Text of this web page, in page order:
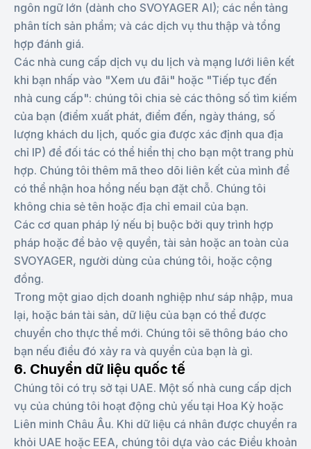
ngôn ngữ lớn (dành cho SVOYAGER AI); các nền tảng
phân tích sản phẩm; và các dịch vụ thu thập và tổng
hợp đánh giá.
Các nhà cung cấp dịch vụ du lịch và mạng lưới liên kết
khi bạn nhấp vào "Xem ưu đãi" hoặc "Tiếp tục đến
nhà cung cấp": chúng tôi chia sẻ các thông số tìm kiếm
của bạn (điểm xuất phát, điểm đến, ngày tháng, số
lượng khách du lịch, quốc gia được xác định qua địa
chỉ IP) để đối tác có thể hiển thị cho bạn một trang phù
hợp. Chúng tôi thêm mã theo dõi liên kết của mình để
có thể nhận hoa hồng nếu bạn đặt chỗ. Chúng tôi
không chia sẻ tên hoặc địa chỉ email của bạn.
Các cơ quan pháp lý nếu bị buộc bởi quy trình hợp
pháp hoặc để bảo vệ quyền, tài sản hoặc an toàn của
SVOYAGER, người dùng của chúng tôi, hoặc cộng
đồng.
Trong một giao dịch doanh nghiệp như sáp nhập, mua
lại, hoặc bán tài sản, dữ liệu của bạn có thể được
chuyển cho thực thể mới. Chúng tôi sẽ thông báo cho
bạn nếu điều đó xảy ra và quyền của bạn là gì.
6. Chuyển dữ liệu quốc tế
Chúng tôi có trụ sở tại UAE. Một số nhà cung cấp dịch
vụ của chúng tôi hoạt động chủ yếu tại Hoa Kỳ hoặc
Liên minh Châu Âu. Khi dữ liệu cá nhân được chuyển ra
khỏi UAE hoặc EEA, chúng tôi dựa vào các Điều khoản